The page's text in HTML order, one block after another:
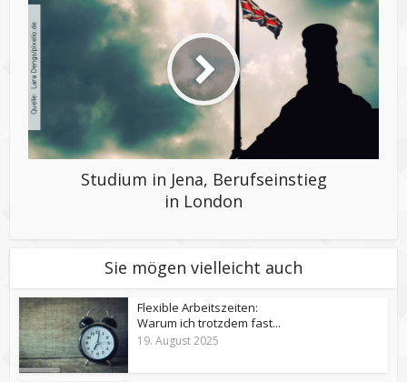
Studium in Jena, Berufseinstieg
in London
Sie mögen vielleicht auch
Flexible Arbeitszeiten:
Warum ich trotzdem fast...
19. August 2025